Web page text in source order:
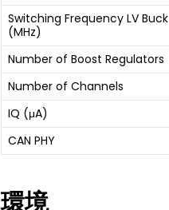
Switching Frequency LV Buck
(MHz)
Number of Boost Regulators
Number of Channels
IQ (μA)
CAN PHY
環境